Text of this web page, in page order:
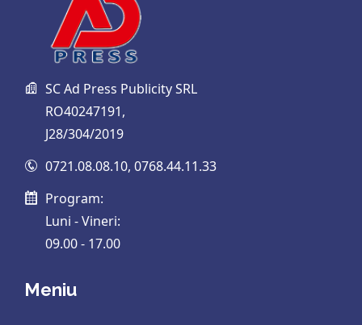
SC Ad Press Publicity SRL
RO40247191,
J28/304/2019
0721.08.08.10, 0768.44.11.33
Program:
Luni - Vineri:
09.00 - 17.00
Meniu